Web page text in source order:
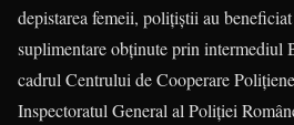
depistarea femeii, poliţiştii au
suplimentare obţinute prin
cadrul Centrului de Cooperare
Inspectoratul General al Poliţiei